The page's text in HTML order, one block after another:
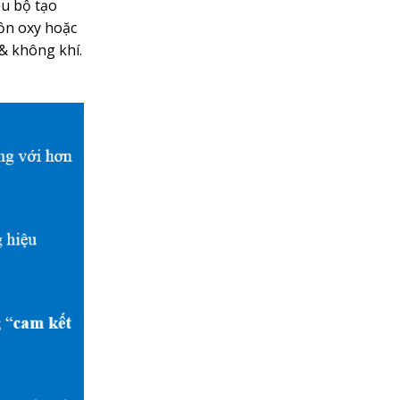
bộ tạo
oxy hoặc
không khí.